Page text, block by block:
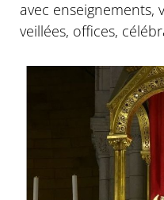
avec enseignements,
veillées, offices,